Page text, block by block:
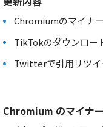
Chromiumのマイナ
TikTokのダウンロー
Twitterで引用リツイ
Chromium のマイナ